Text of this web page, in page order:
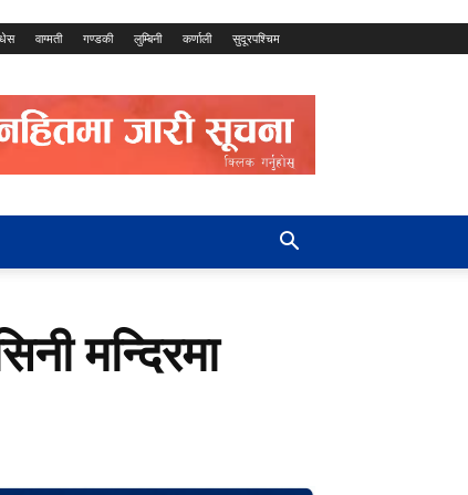
वाग्मती गण्डकी लुम्बिनी कर्णाली सुदूरपश्चिम
मन्दिरमा